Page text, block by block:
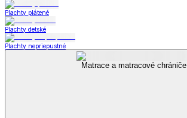
Plachty plátené
Plachty detské
Plachty nepriepustné
Matrace a matracové chrániče